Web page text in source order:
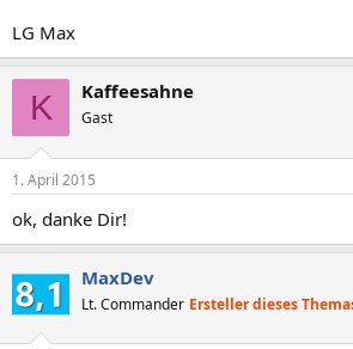
LG Max
K Kaffeesahne
Gast
1. April 2015
ok, danke Dir!
MaxDev
Lt. Commander Ersteller dieses